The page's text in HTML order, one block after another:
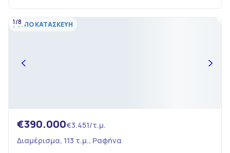
ΥΠΟ ΚΑΤΑΣΚΕΥΗ
1/8
€390.000€3.451/τ.μ.
Διαμέρισμα, 113 τ.μ., Ραφήνα